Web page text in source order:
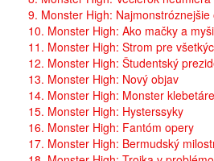
9. Monster High: Najmonstróznejšie
10. Monster High: Ako mačky a myši
11. Monster High: Strom pre
12. Monster High: Študentský
13. Monster High: Nový objav
14. Monster High: Monster
15. Monster High: Hysterssyky
16. Monster High: Fantóm opery
17. Monster High: Bermudský